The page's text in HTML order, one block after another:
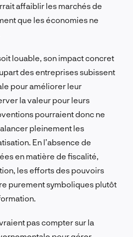
affaiblir les marchés de
que les économies ne
louable, son impact concret
des entreprises subissent
pour améliorer leur
la valeur pour leurs
pourraient donc ne
pleinement les
En l’absence de
en matière de fiscalité,
les efforts des pouvoirs
purement symboliques plutôt
pas compter sur la